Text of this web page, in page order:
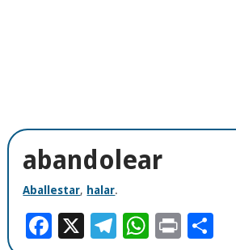
abandolear
Aballestar, halar.
Facebook
X Telegram
Print